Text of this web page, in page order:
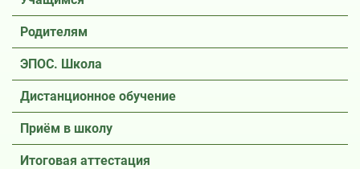
Родителям
ЭПОС. Школа
Дистанционное обучение
Приём в школу
Итоговая аттестация